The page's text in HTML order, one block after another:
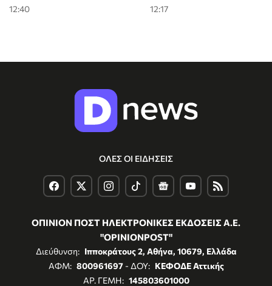
12:40
12:17
ΟΛΕΣ ΟΙ ΕΙΔΗΣΕΙΣ
ΟΠΙΝΙΟΝ ΠΟΣΤ ΗΛΕΚΤΡΟΝΙΚΕΣ ΕΚΔΟΣΕΙΣ Α.Ε.
"OPINIONPOST"
Διεύθυνση: Ιπποκράτους 2, Αθήνα, 10679, Ελλάδα
ΑΦΜ: 800961697- ΔΟΥ: ΚΕΦΟΔΕ Αττικής
ΑΡ. ΓΕΜΗ: 145803601000